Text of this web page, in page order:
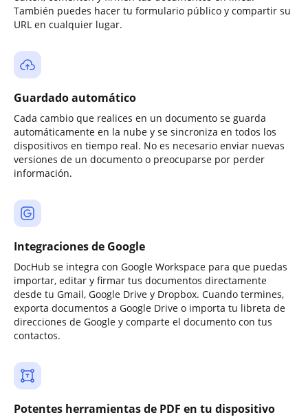
También puedes hacer tu formulario público y compartir su
URL en cualquier lugar.
Guardado automático
Cada cambio que realices en un documento se guarda
automáticamente en la nube y se sincroniza en todos los
dispositivos en tiempo real. No es necesario enviar nuevas
versiones de un documento o preocuparse por perder
información.
Integraciones de Google
DocHub se integra con Google Workspace para que puedas
importar, editar y firmar tus documentos directamente
desde tu Gmail, Google Drive y Dropbox. Cuando termines,
exporta documentos a Google Drive o importa tu libreta de
direcciones de Google y comparte el documento con tus
contactos.
Potentes herramientas de PDF en tu dispositivo